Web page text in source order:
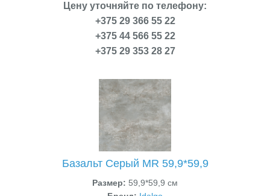
Цену уточняйте по телефону:
+375 29 366 55 22
+375 44 566 55 22
+375 29 353 28 27
Базальт Серый MR 59,9*59,9
Размер: 59,9*59,9 см